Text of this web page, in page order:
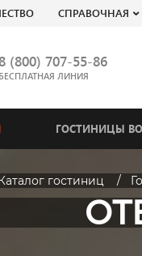
СПРАВОЧНАЯ
(800) 707-55-86
БЕСПЛАТНАЯ ЛИНИЯ
ГОСТИНИЦЫ
гостиниц